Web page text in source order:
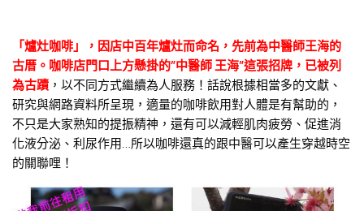
「爐灶咖啡」
，因店中百年爐灶而命名，先前為中醫師王海的
古厝。咖啡店門口上方懸掛的”中醫師 王海”這張招牌，已被列
為古蹟 ，以不同方式繼續為人服務！話說根據相當多的文獻、
研究與網路資料所呈現，適量的咖啡飲用對人體是有幫助的，
不只是大家熟知的提振精神，還有可以減輕肌肉疲勞、促進消
化液分泌、利尿作用…所以咖啡還真的跟中醫可以產生穿越時空
的關聯哩！